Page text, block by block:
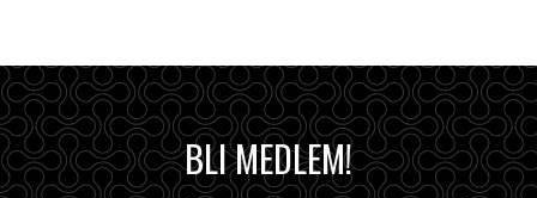
BLI MEDLEM!